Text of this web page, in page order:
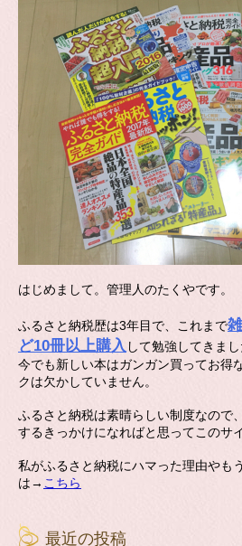
はじめまして。管理人のたくやです。
ふるさと納税歴は3年目で、これまで
ど10冊以上購入 して勉強してきまし
今でも新しい本はガンガン買ってお得
クは欠かしていません。
ふるさと納税は素晴らしい制度なので
するきっかけになればと思ってこのサ
私がふるさと納税にハマった理由やも
は→ こちら
最近の投稿